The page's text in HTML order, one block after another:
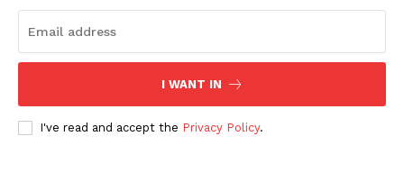
I WANT IN
I've read and accept the Privacy Policy.